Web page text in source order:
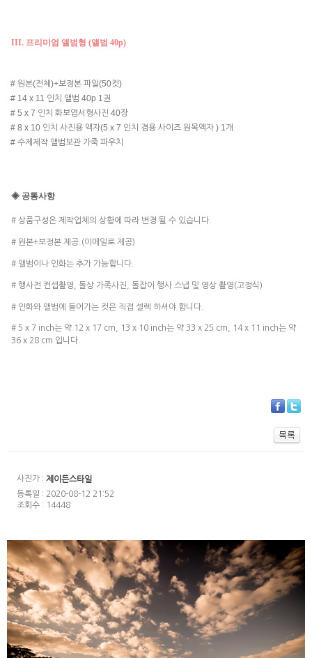
III. 프리미엄 앨범형 (앨범 40p)
# 원본(전체)+보정본 파일(50컷)
# 14 x 11 인치 앨범 40p 1권
# 5 x 7 인치 화보엽서형사진 40장
# 8 x 10 인치 사진용 액자(5 x 7 인치 겸용 사이즈 원목액자 ) 1개
# 수제제작 앨범보관 가죽 파우치
◈ 공통사항
# 상품구성은 제작업체의 상황에 따라 변경 될 수 있습니다.
# 원본+보정본 제공.(이메일로 제공)
# 앨범이나 인화는 추가 가능합니다.
# 행사전 컨셉촬영, 돌상 가족사진, 돌잡이 행사 스냅 및 영상 촬영(고정식)
# 인화와 앨범에 들어가는 컷은 직접 셀렉 하셔야 합니다.
# 5 x 7 inch는 약 12 x 17 cm, 13 x 10 inch는 약 33 x 25 cm, 14 x 11 inch는 약
36 x 28 cm 입니다.
사진가 : 제이든스타일
등록일 : 2020-08-12 21:52
조회수 : 14448
야외 가족 스냅 상품안내